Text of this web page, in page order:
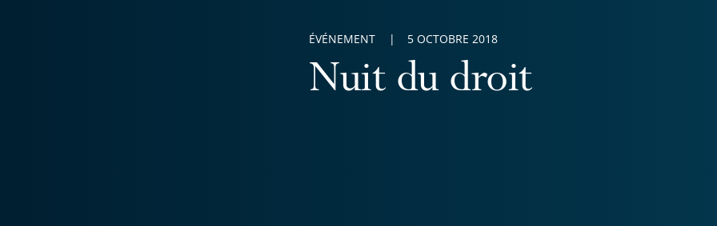
Nuit du droit
ÉVÉNEMENT 5 OCTOBRE 2018